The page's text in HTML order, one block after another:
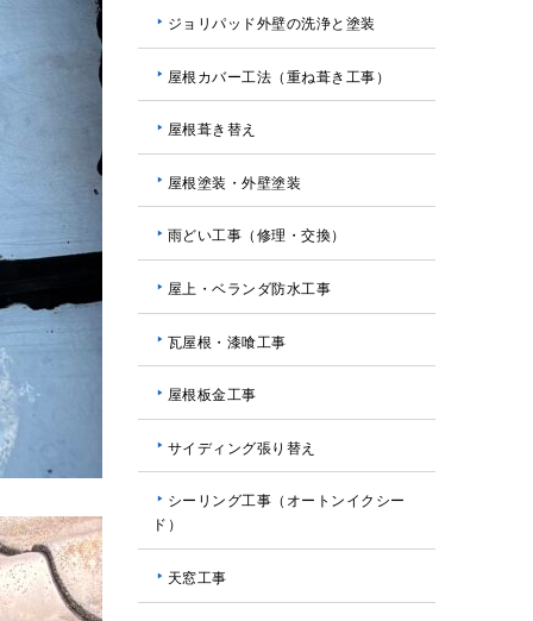
ジョリパッド外壁の洗浄と塗装
屋根カバー工法（重ね葺き工事）
屋根葺き替え
屋根塗装・外壁塗装
雨どい工事（修理・交換）
屋上・ベランダ防水工事
瓦屋根・漆喰工事
屋根板金工事
サイディング張り替え
シーリング工事（オートンイクシー
ド）
天窓工事